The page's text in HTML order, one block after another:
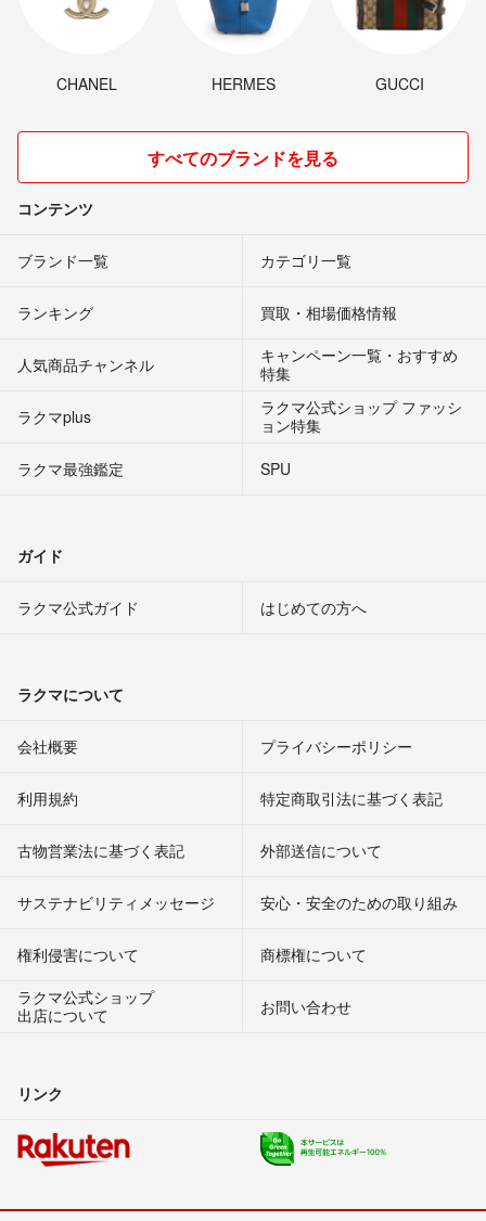
CHANEL HERMES GUCCI
すべてのブランドを見る
コンテンツ
ブランド一覧 カテゴリ一覧
ランキング 買取・相場価格情報
人気商品チャンネル
キャンペーン一覧・おすすめ
特集
ラクマplus
ラクマ公式ショップ ファッシ
ョン特集
ラクマ最強鑑定
SPU
ガイド
ラクマ公式ガイド はじめての方へ
ラクマについて
会社概要 プライバシーポリシー
利用規約 特定商取引法に基づく表記
古物営業法に基づく表記 外部送信について
サステナビリティメッセージ 安心・安全のための取り組み
権利侵害について
商標権について
ラクマ公式ショップ
出店について
お問い合わせ
リンク